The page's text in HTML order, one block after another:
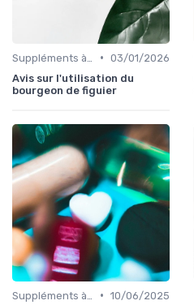
• 03/01/2026
Avis sur l'utilisation du
bourgeon de figuier
• 10/06/2025